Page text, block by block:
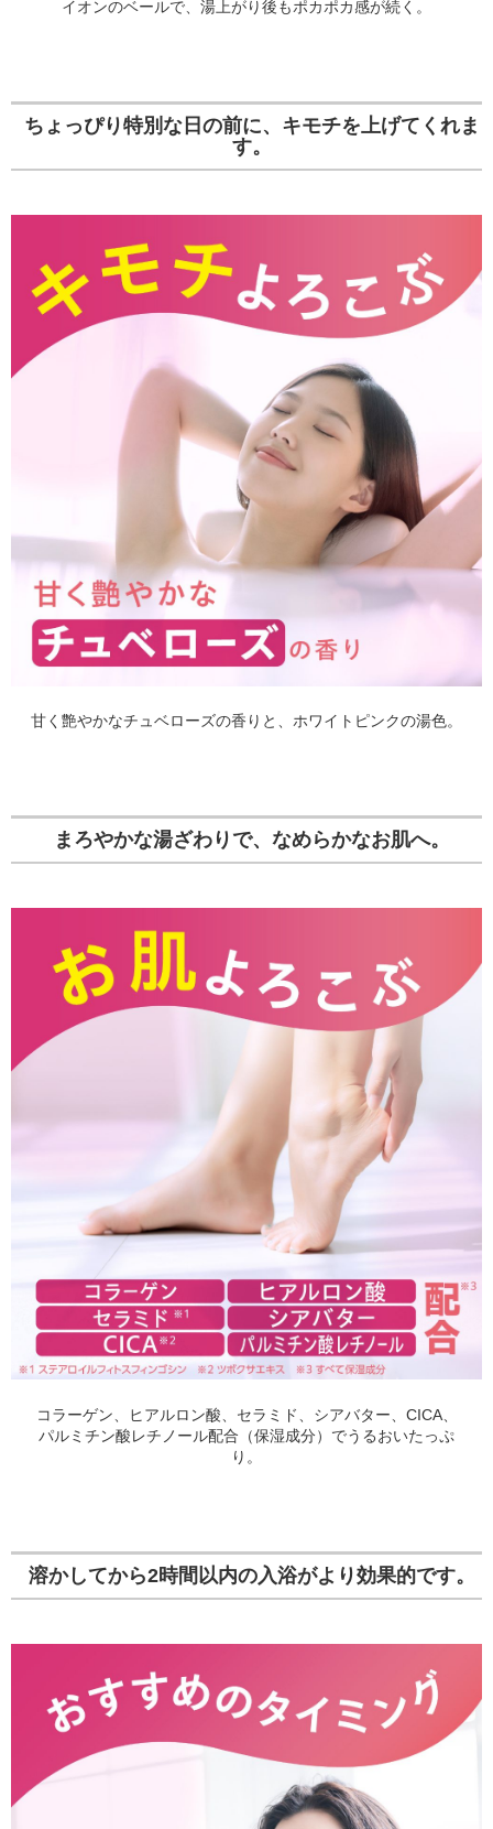
イオンのベールで、湯上がり後もポカポカ感が続く。
ちょっぴり特別な日の前に、キモチを上げてくれま
す。
甘く艶やかなチュベローズの香りと、ホワイトピンクの湯色。
まろやかな湯ざわりで、なめらかなお肌へ。
コラーゲン、ヒアルロン酸、セラミド、シアバター、CICA、
パルミチン酸レチノール配合（保湿成分）でうるおいたっぷ
り。
溶かしてから2時間以内の入浴がより効果的です。